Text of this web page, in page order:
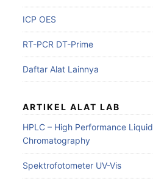
ICP OES
RT-PCR DT-Prime
Daftar Alat Lainnya
ARTIKEL ALAT LAB
HPLC – High Performance Liquid
Chromatography
Spektrofotometer UV-Vis